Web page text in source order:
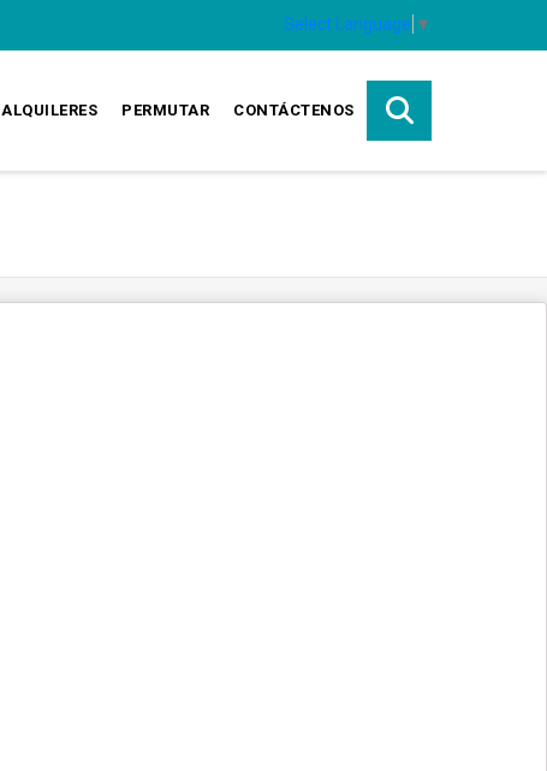
Select Language ▼
ALQUILERES PERMUTAR CONTÁCTENOS